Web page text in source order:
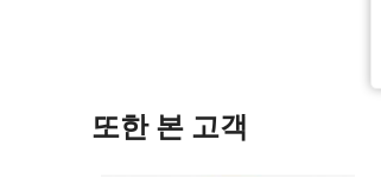
또한 본 고객